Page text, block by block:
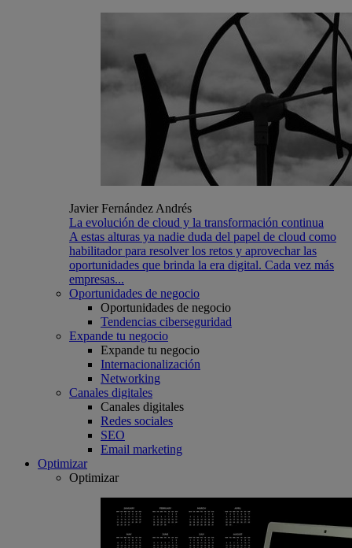
Javier Fernández Andrés
La evolución de cloud y la transformación continua
A estas alturas ya nadie duda del papel de cloud como
habilitador para resolver los retos y aprovechar las
oportunidades que brinda la era digital. Cada vez más
empresas...
Oportunidades de negocio
Oportunidades de negocio
Tendencias ciberseguridad
Expande tu negocio
Expande tu negocio
Internacionalización
Networking
Canales digitales
Canales digitales
Redes sociales
SEO
Email marketing
Optimizar
Optimizar